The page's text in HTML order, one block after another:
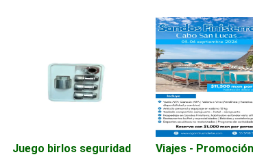
Balnearios
Bares y Cantinas
Belleza
Juego birlos seguridad
Viajes -